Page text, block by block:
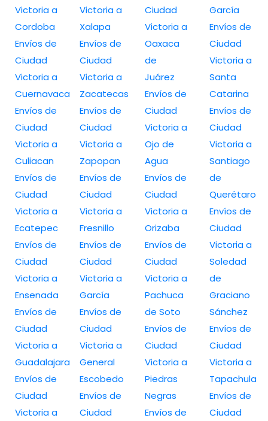
Victoria a
Cordoba
Envíos de
Ciudad
Victoria a
Cuernavaca
Envíos de
Ciudad
Victoria a
Culiacan
Envíos de
Ciudad
Victoria a
Ecatepec
Envíos de
Ciudad
Victoria a
Ensenada
Envíos de
Ciudad
Victoria a
Guadalajara
Envíos de
Ciudad
Victoria a
Victoria a
Xalapa
Envíos de
Ciudad
Victoria a
Zacatecas
Envíos de
Ciudad
Victoria a
Zapopan
Envíos de
Ciudad
Victoria a
Fresnillo
Envíos de
Ciudad
Victoria a
García
Envíos de
Ciudad
Victoria a
General
Escobedo
Envíos de
Ciudad
Ciudad
Victoria a
Oaxaca
de
Juárez
Envíos de
Ciudad
Victoria a
Ojo de
Agua
Envíos de
Ciudad
Victoria a
Orizaba
Envíos de
Ciudad
Victoria a
Pachuca
de Soto
Envíos de
Ciudad
Victoria a
Piedras
Negras
Envíos de
García
Envíos de
Ciudad
Victoria a
Santa
Catarina
Envíos de
Ciudad
Victoria a
Santiago
de
Querétaro
Envíos de
Ciudad
Victoria a
Soledad
de
Graciano
Sánchez
Envíos de
Ciudad
Victoria a
Tapachula
Envíos de
Ciudad